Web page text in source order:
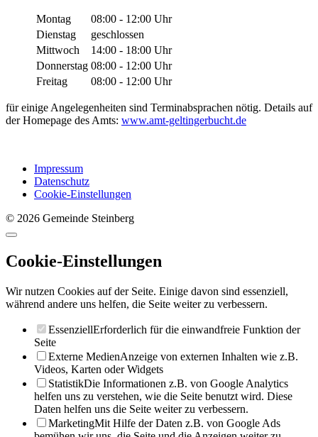
Montag
08:00 - 12:00 Uhr
Dienstag
geschlossen
Mittwoch
14:00 - 18:00 Uhr
Donnerstag 08:00 - 12:00 Uhr
Freitag
08:00 - 12:00 Uhr
für einige Angelegenheiten sind Terminabsprachen nötig. Details auf
der Homepage des Amts: www.amt-geltingerbucht.de
Impressum
Datenschutz
Cookie-Einstellungen
© 2026 Gemeinde Steinberg
Cookie-Einstellungen
Wir nutzen Cookies auf der Seite. Einige davon sind essenziell,
während andere uns helfen, die Seite weiter zu verbessern.
EssenziellErforderlich für die einwandfreie Funktion der
Seite
Externe MedienAnzeige von externen Inhalten wie z.B.
Videos, Karten oder Widgets
StatistikDie Informationen z.B. von Google Analytics
helfen uns zu verstehen, wie die Seite benutzt wird. Diese
Daten helfen uns die Seite weiter zu verbessern.
MarketingMit Hilfe der Daten z.B. von Google Ads